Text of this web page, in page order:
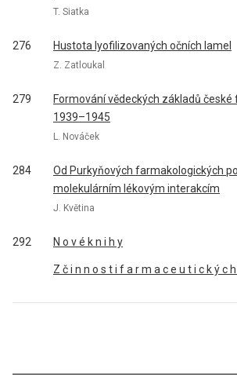
T. Siatka
276 Hustota lyofilizovaných očních lamel
Z. Zatloukal
279
Formování vědeckých základů
1939–1945
L. Nováček
284
Od Purkyňových farmakologických
molekulárním lékovým interakcím
J. Květina
292 N o v é k n i h y
Z č i n n o s t i f a r m a c e u t i c k ý c